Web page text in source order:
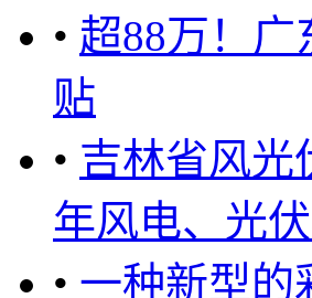
• 超88万！广
贴
• 吉林省风光
年风电、光
• 一种新型的